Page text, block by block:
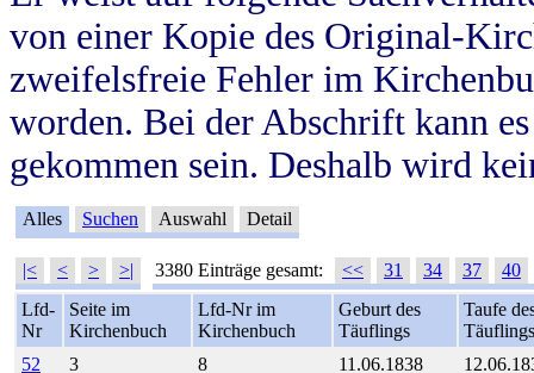
von einer Kopie des Original-
zweifelsfreie Fehler im
worden. Bei der Abschrift kann
gekommen sein. Deshalb wird
Alles Suchen Auswahl Detail
|< < > >| 3380 Einträge gesamt: << 31 34 37
40
Lfd-
Nr
Seite im
Kirchenbuch
Lfd-Nr im
Kirchenbuch
Geburt des
Täuflings
Taufe
Täuflings
52
3 8 11.06.1838